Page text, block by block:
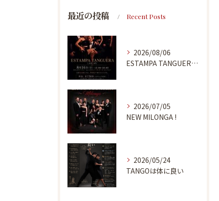
最近の投稿 Recent Posts
2026/08/06
ESTAMPA TANGUERA MILONGA
2026/07/05
NEW MILONGA !
2026/05/24
TANGOは体に良い